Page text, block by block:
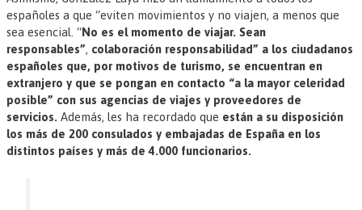
españoles a que “eviten movimientos y no viajen, a menos que
sea esencial. “No es el momento de viajar. Sean
responsables”, colaboración responsabilidad” a los ciudadanos
españoles que, por motivos de turismo, se encuentran en
extranjero y que se pongan en contacto “a la mayor celeridad
posible” con sus agencias de viajes y proveedores de
servicios. Además, les ha recordado que están a su disposición
los más de 200 consulados y embajadas de España en los
distintos países y más de 4.000 funcionarios.